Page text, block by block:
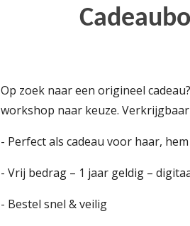
Op zoek naar een origineel
workshop naar keuze.
- Perfect als cadeau voor haar,
- Vrij bedrag – 1 jaar geldig –
- Bestel snel & veilig